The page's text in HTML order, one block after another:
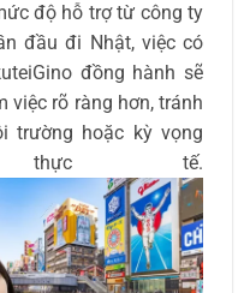
độ hỗ trợ từ công ty
đầu đi Nhật, việc có
đồng hành sẽ
việc rõ ràng hơn, tránh
trường hoặc kỳ vọng
tế.